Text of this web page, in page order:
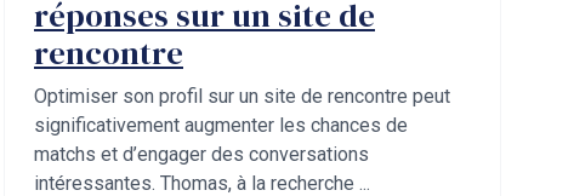
réponses sur un site de
rencontre
Optimiser son profil sur un site de rencontre peut
significativement augmenter les chances de
matchs et d’engager des conversations
intéressantes. Thomas, à la recherche ...